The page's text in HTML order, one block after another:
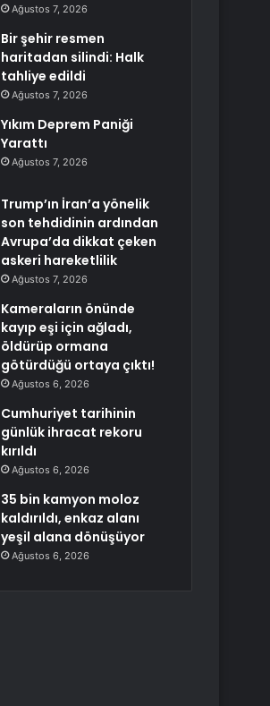
Ağustos 7, 2026
Bir şehir resmen
haritadan silindi: Halk
tahliye edildi
Ağustos 7, 2026
Yıkım Deprem Paniği
Yarattı
Ağustos 7, 2026
Trump’ın İran’a yönelik
son tehdidinin ardından
Avrupa’da dikkat çeken
askeri hareketlilik
Ağustos 7, 2026
Kameraların önünde
kayıp eşi için ağladı,
öldürüp ormana
götürdüğü ortaya çıktı!
Ağustos 6, 2026
Cumhuriyet tarihinin
günlük ihracat rekoru
kırıldı
Ağustos 6, 2026
35 bin kamyon moloz
kaldırıldı, enkaz alanı
yeşil alana dönüşüyor
Ağustos 6, 2026